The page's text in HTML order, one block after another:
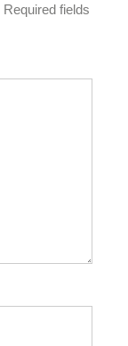
Required fields